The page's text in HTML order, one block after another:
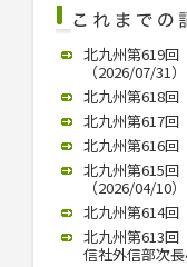
北九州第619回
（2026/07/31）
北九州第618
北九州第617回
北九州第616
北九州第615回
（2026/04/10）
北九州第614
北九州第613回
信社外信部次